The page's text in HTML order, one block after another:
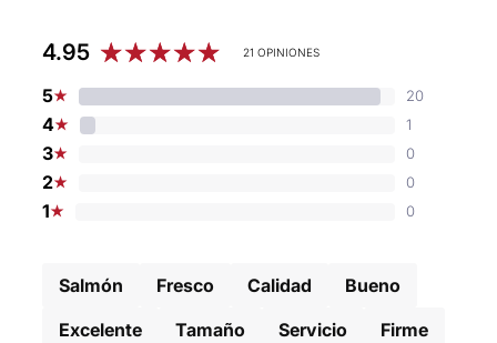
Mercado Pago
Tarjetas de crédito
Tarjetas de debito
4.95 21 OPINIONES
5★ 20
4★ 1
3★ 0
2★ 0
1★ 0
Salmón Fresco Calidad
Bueno
Excelente
Tamaño Servicio
Firme